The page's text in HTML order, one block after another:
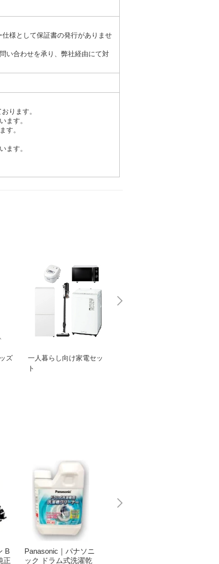
様として保証書の発行がありませ
い合わせを承り、弊社経由にて対
ります。
ます。
す。
ます。
ズ
一人暮らし向け家電セッ
ト
B
正
Panasonic｜パナソニ
ック ドラム式洗濯乾